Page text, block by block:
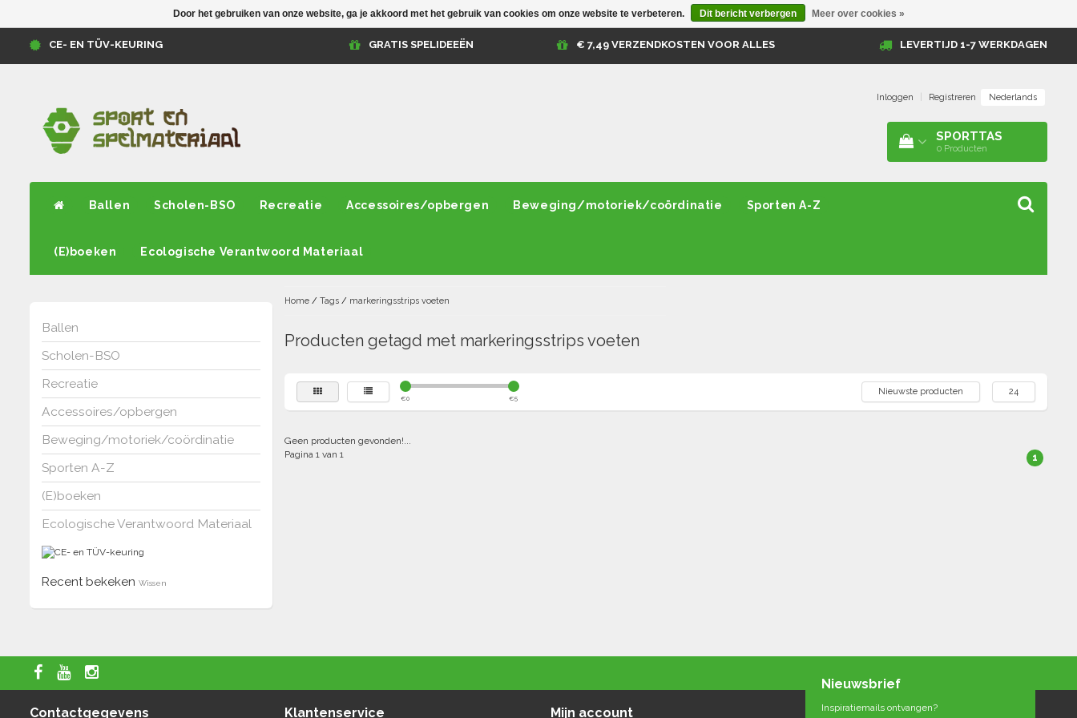
CE- EN TÜV-KEURING GRATIS SPELIDEEËN € 7,49 VERZENDKOSTEN VOOR ALLES LEVERTIJD 1-7 WERKDAGEN
Inloggen Registreren Nederlands
SPORTTAS
0 Producten
Ballen Scholen-BSO Recreatie Accessoires/opbergen Beweging/motoriek/coördinatie Sporten A-Z
(E)boeken Ecologische Verantwoord Materiaal
Ballen
Scholen-BSO
Recreatie
Accessoires/opbergen
Beweging/motoriek/coördinatie
Sporten A-Z
(E)boeken
Ecologische Verantwoord Materiaal
Recent bekeken Wissen
Home/ Tags/ markeringsstrips voeten
Producten getagd met markeringsstrips voeten
€0 €5
Nieuwste producten 24
Geen producten gevonden!...
Pagina 1 van 1
1
Contactgegevens Klantenservice Mijn account
Nieuwsbrief
Inspiratiemails ontvangen?
Door het gebruiken van onze website, ga je akkoord met het gebruik van cookies om onze website te verbeteren. Dit bericht verbergen Meer over cookies »